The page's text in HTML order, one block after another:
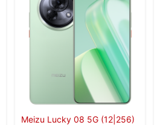
Meizu Lucky 08 5G (12|256)